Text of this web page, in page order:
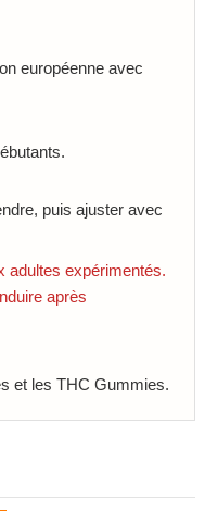
européenne avec
puis ajuster avec
adultes expérimentés.
après
et les THC Gummies.